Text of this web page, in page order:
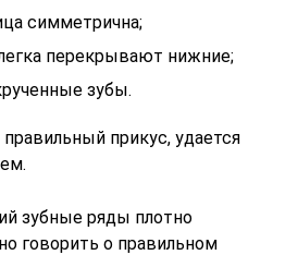
симметрична;
перекрывают нижние;
зубы.
прикус, удается
зубные ряды плотно
говорить о правильном